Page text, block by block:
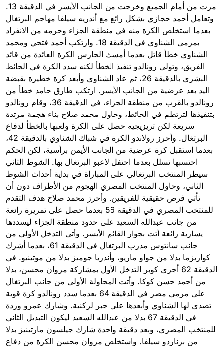
مرت من أمام الجميع وخرجت من الجانب الأيسر في الدقيقة 13.
وتعامل أحمد حجازي بشكل رائع مع أندريه سيلفا مهاجم البرتغال
بعدما استخلص الكرة منه في منطقة الجزاء وحرمه من الانفراد
بمرمى الشناوي في الدقيقة 18. وارتكب أحمد فتحي ومحمد
الشناوي خطأ قاتل بعدما أمسك الحارس الكرة العائدة من قائد
الفريق، وتولى رونالدو تنفيذ الخطأ لكنه سدد الكرة في الحائط
البشري بالدقيقة 26، ثم عاد الشناوي وأبعد كرة خطيرة بقبضة
اليد بعد عرضية من الجانب الأيسر. ارتكب طارق حامد خطأ من
رونالدو بالقرب من منطقة الجزاء، في الدقيقة 36، وقام رونالدو
بتنفيذها لترتطم في الحائط، وحاول محمد صلاح بناء هجمة مرتدة
سريعة لكن تريزيجيه حصل على الكرة ولعبها بالخطأ لدفاع
البرتغال. وأحرز رولاندو الكرة في شباك الشناوي بالدقيقة 42،
بعدما استقبل كرة عرضية من الجانب الأيمن برأسية، لكن الحكم
احتسبها تسلل بعدما احتفل لاعبو البرتغال بها. الشوط الثاني
سيطر المنتخب البرتغالي على المباراة في بداية أحداث الشوط
الثاني، وحاول المنتخب المصري الهجوم من الأطراف دون أن
تأتي فرص حقيقية للفريقين. وأحرز محمد صلاح هدف التقدم
للمنتخب المصري في الدقيقة 56 بعدما حصل على تمريرة رائعة
من جانب عبدالله السعيد على حدود منطقة الجزاء ليسددها
يسارية رائعة أتت بجوار القائم الأيسر. وأتى التدخل الأولى من
جانب سانتوس مدرب البرتغال في الدقيقة 61، بعدما أشرك
كواريزما بدلا من جواو ماريو، وأندريا جوميز بدلا من موتينيو. في
الدقيقة 62 أجرى كوبر التدخل الأول بمشاركة مروان محسن، بدلا
من أحمد حسن كوكا. وأتت المحاولة الأولى من جانب البرتغال
على مرمى مصر في الدقيقة 64 بعدما سدد رونالدو كرة قوية
تصدى لها الشناوي وأبعدها علي جبر لركنية. وشارك عمرو وردة
في الدقيقة 67 بدلا من عبدالله السعيد ليكون التبديل الثاني
للمنتخب المصري، وبعد دقيقة واحدة شارك جيلسون مارتينيز بدلا
من برناردو سيلفا. واستخلص مروان محسن الكرة من دفاع